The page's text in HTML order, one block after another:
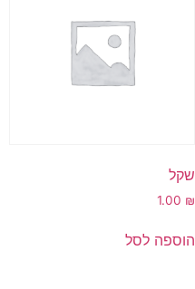
שקל
1.00 ₪
הוספה לסל